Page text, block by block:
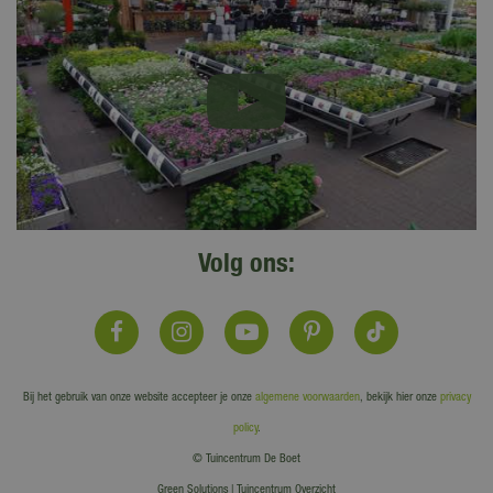
Volg ons:
Bij het gebruik van onze website accepteer je onze algemene voorwaarden, bekijk hier onze privacy
policy.
© Tuincentrum De Boet
Green Solutions Tuincentrum Overzicht